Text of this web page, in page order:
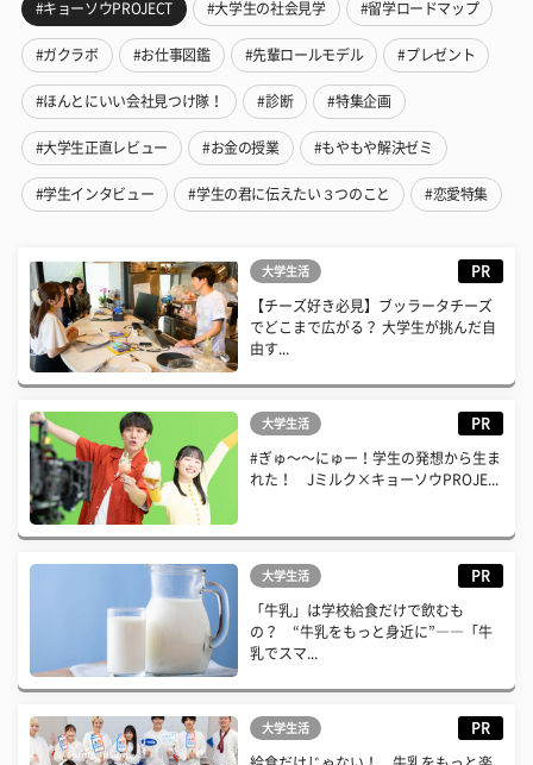
#キョーソウPROJECT #大学生の社会見学 #留学ロードマップ
#ガクラボ #お仕事図鑑 #先輩ロールモデル #プレゼント
#ほんとにいい会社見つけ隊！ #診断 #特集企画
#大学生正直レビュー #お金の授業 #もやもや解決ゼミ
#学生インタビュー #学生の君に伝えたい３つのこと #恋愛特集
大学生活 PR
【チーズ好き必見】ブッラータチーズ
でどこまで広がる？ 大学生が挑んだ自
由す...
大学生活 PR
#ぎゅ〜〜にゅー！学生の発想から生ま
れた！ Jミルク×キョーソウPROJE...
大学生活 PR
「牛乳」は学校給食だけで飲むも
の？ “牛乳をもっと身近に”――「牛
乳でスマ...
大学生活 PR